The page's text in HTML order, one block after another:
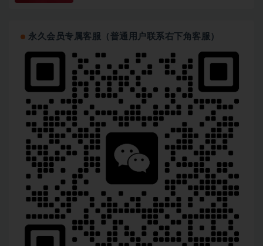
永久会员专属客服（普通用户联系右下角客服）